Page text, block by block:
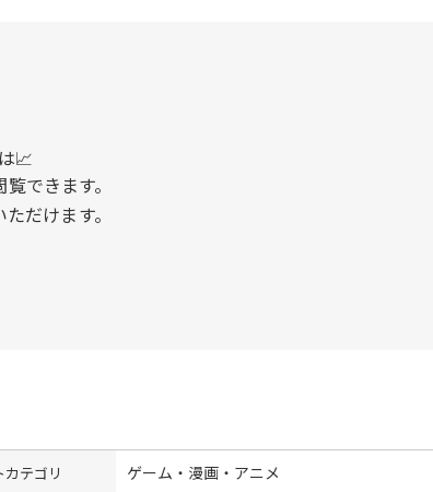
📈
覧できます。
だけます。
テゴリ ゲーム・漫画・アニメ